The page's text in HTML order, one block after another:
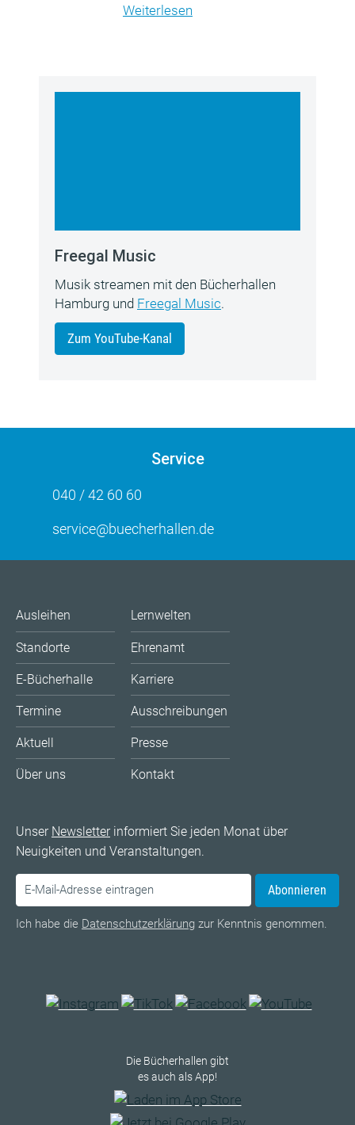
Weiterlesen
Freegal Music
Musik streamen mit den Bücherhallen
Hamburg und Freegal Music.
Zum YouTube-Kanal
Service
040 / 42 60 60
service@buecherhallen.de
Ausleihen
Standorte
E-Bücherhalle
Termine
Aktuell
Über uns
Lernwelten
Ehrenamt
Karriere
Ausschreibungen
Presse
Kontakt
Unser Newsletterinformiert Sie jeden Monat über
Neuigkeiten und Veranstaltungen.
Abonnieren
Ich habe die Datenschutzerklärung zur Kenntnis genommen.
Die Bücherhallen gibt
es auch als App!